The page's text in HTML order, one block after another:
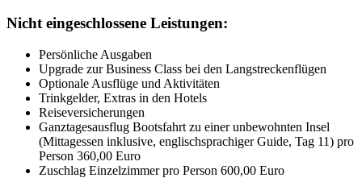
Nicht eingeschlossene Leistungen:
Persönliche Ausgaben
Upgrade zur Business Class bei den Langstreckenflügen
Optionale Ausflüge und Aktivitäten
Trinkgelder, Extras in den Hotels
Reiseversicherungen
Ganztagesausflug Bootsfahrt zu einer unbewohnten Insel
(Mittagessen inklusive, englischsprachiger Guide, Tag 11) pro
Person 360,00 Euro
Zuschlag Einzelzimmer pro Person 600,00 Euro